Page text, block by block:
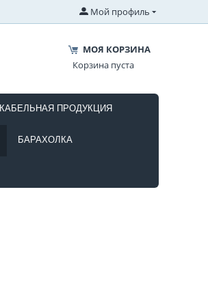
Мой профиль
МОЯ КОРЗИНА
Корзина пуста
КАБЕЛЬНАЯ ПРОДУКЦИЯ
БАРАХОЛКА